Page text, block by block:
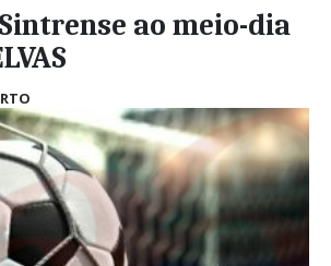
Sintrense ao meio-dia